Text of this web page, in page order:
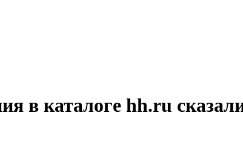
в каталоге hh.ru